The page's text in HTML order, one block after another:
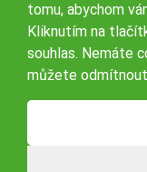
Naše pobočky:
Obchodní podmínky
tomu, abychom
Kliknutím na
souhlas. Nemáte
můžete